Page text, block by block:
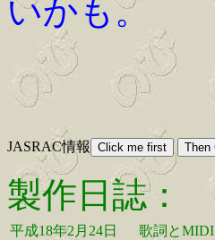
いかも。
JASRAC情報
製作日誌：
平成18年2月24日
歌詞とMIDI